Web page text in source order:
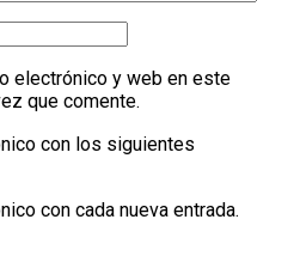
electrónico y web en este
que comente.
con los siguientes
con cada nueva entrada.